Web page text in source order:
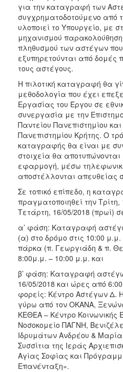
για την καταγραφή των
συγχρηματοδοτούμενο από
υλοποιεί το Υπουργείο, με
μηχανισμού
πληθυσμού των αστέγων που
εξυπηρετούνται από δομές
τους αστέγους.
Η πιλοτική καταγραφή θα
μεθοδολογία που έχει
Εργασίας του Έργου σε
συνεργασία με την
Παντείου Πανεπιστημίου
Πανεπιστημίου Κρήτης. Ο
καταγραφής θα είναι με
στοιχεία θα αποτυπώνονται
εφαρμογή, μέσω
αποστέλλονται απευθείας
Σε τοπικό επίπεδο, η
πραγματοποιηθεί την
Τετάρτη, 16/05/2018 (πρωί)
α’ φάση: Καταγραφή
(α) στο δρόμο στις 10:00
πάρκα (π. Γεωργιάδη & π.
8:00μ.μ. – 10:00 μ.μ. και
β’ φάση: Καταγραφή
16/05/2018 και ώρες από
φορείς: Κέντρο Αστέγων Δ.
γύρω από τον ΟΚΑΝΑ,
ΚΕΘΕΑ – Κέντρο Κοινωνικής
Νοσοκομείο ΠΑΓΝΗ,
Ιδρυμάτων Ανδρέου &
Συσσίτια της Ιεράς
Αγίας Σοφίας και
Επανένταξη».